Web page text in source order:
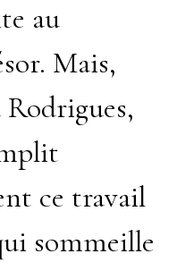
au
Mais,
Rodrigues,
ce travail
sommeille